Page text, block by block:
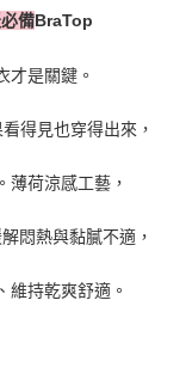
備BraTop
才是關鍵。
得見也穿得出來，
薄荷涼感工藝，
悶熱與黏膩不適，
維持乾爽舒適。